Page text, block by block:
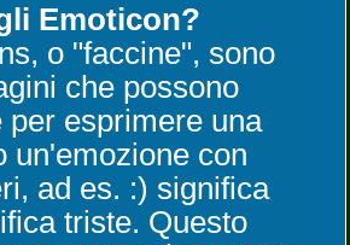
Emoticon?
o "faccine", sono
che possono
per esprimere una
un'emozione con
ad es. :) significa
triste. Questo